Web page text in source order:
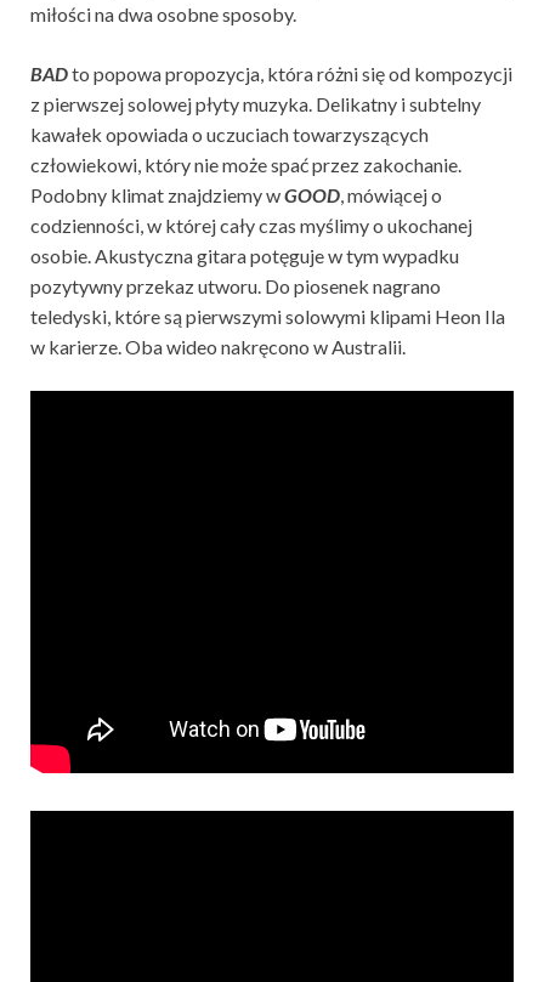
miłości na dwa osobne sposoby.
BADto popowa propozycja, która różni się od kompozycji
z pierwszej solowej płyty muzyka. Delikatny i subtelny
kawałek opowiada o uczuciach towarzyszących
człowiekowi, który nie może spać przez zakochanie.
Podobny klimat znajdziemy wGOOD, mówiącej o
codzienności, w której cały czas myślimy o ukochanej
osobie. Akustyczna gitara potęguje w tym wypadku
pozytywny przekaz utworu. Do piosenek nagrano
teledyski, które są pierwszymi solowymi klipami Heon Ila
w karierze. Oba wideo nakręcono w Australii.